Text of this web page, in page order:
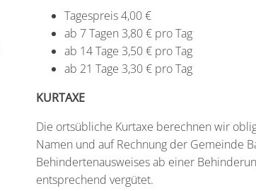
Tagespreis 4,00 €
ab 7 Tagen 3,80 € pro Tag
ab 14 Tage 3,50 € pro Tag
ab 21 Tage 3,30 € pro Tag
KURTAXE
Die ortsübliche Kurtaxe berechnen wir
Namen und auf Rechnung der Gemeinde
Behindertenausweises ab einer
entsprechend vergütet.